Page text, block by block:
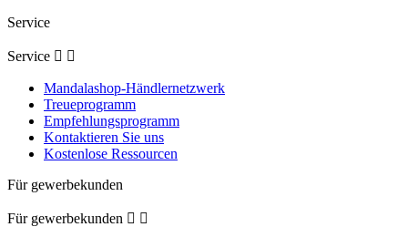
Service
Service  
Mandalashop-Händlernetzwerk
Treueprogramm
Empfehlungsprogramm
Kontaktieren Sie uns
Kostenlose Ressourcen
Für gewerbekunden
Für gewerbekunden  